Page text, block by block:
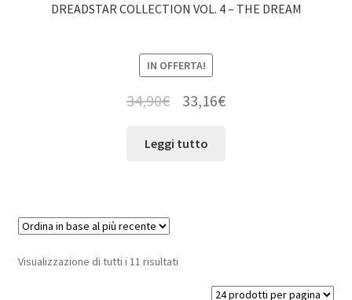
DREADSTAR COLLECTION VOL. 4 – THE DREAM
IN OFFERTA!
34,90€ 33,16€
Leggi tutto
Visualizzazione di tutti i 11 risultati